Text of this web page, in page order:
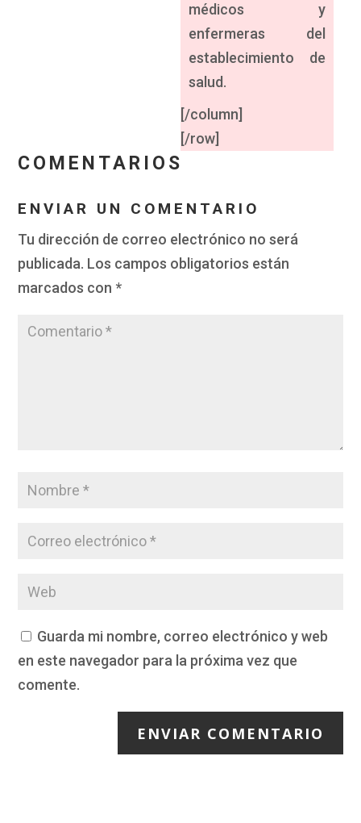
médicos y
enfermeras del
establecimiento de
salud.
[/column]
[/row]
COMENTARIOS
ENVIAR UN COMENTARIO
Tu dirección de correo electrónico no será
publicada. Los campos obligatorios están
marcados con *
Guarda mi nombre, correo electrónico y web
en este navegador para la próxima vez que
comente.
ENVIAR COMENTARIO